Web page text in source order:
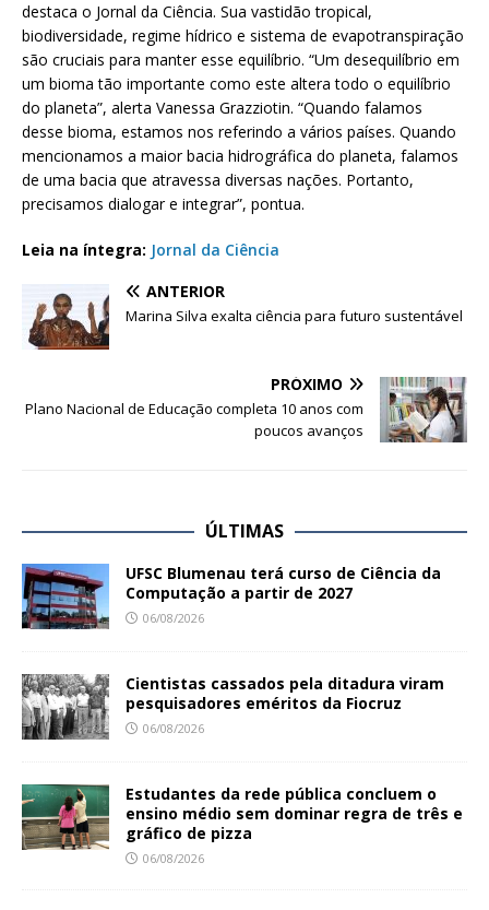
destaca o Jornal da Ciência. Sua vastidão tropical,
biodiversidade, regime hídrico e sistema de evapotranspiração
são cruciais para manter esse equilíbrio. “Um desequilíbrio em
um bioma tão importante como este altera todo o equilíbrio
do planeta”, alerta Vanessa Grazziotin. “Quando falamos
desse bioma, estamos nos referindo a vários países. Quando
mencionamos a maior bacia hidrográfica do planeta, falamos
de uma bacia que atravessa diversas nações. Portanto,
precisamos dialogar e integrar”, pontua.
Leia na íntegra: Jornal da Ciência
ANTERIOR
Marina Silva exalta ciência para futuro sustentável
PRÓXIMO
Plano Nacional de Educação completa 10 anos com
poucos avanços
ÚLTIMAS
UFSC Blumenau terá curso de Ciência da
Computação a partir de 2027
06/08/2026
Cientistas cassados pela ditadura viram
pesquisadores eméritos da Fiocruz
06/08/2026
Estudantes da rede pública concluem o
ensino médio sem dominar regra de três e
gráfico de pizza
06/08/2026